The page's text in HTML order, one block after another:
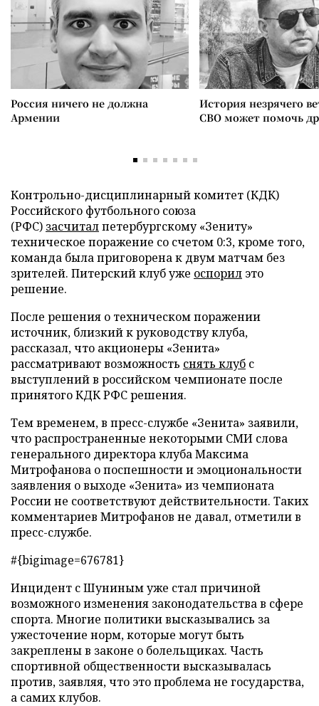
Россия ничего не должна
Армении
История незрячего
СВО может помочь
Контрольно-дисциплинарный комитет (КДК)
Российского футбольного союза
(РФС) засчиталпетербургскому «Зениту»
техническое поражение со счетом 0:3, кроме того,
команда была приговорена к двум матчам без
зрителей. Питерский клуб уже оспорил это
решение.
После решения о техническом поражении
источник, близкий к руководству клуба,
рассказал, что акционеры «Зенита»
рассматривают возможность снять клуб с
выступлений в российском чемпионате после
принятого КДК РФС решения.
Тем временем, в пресс-службе «Зенита» заявили,
что распространенные некоторыми СМИ слова
генерального директора клуба Максима
Митрофанова о поспешности и эмоциональности
заявления о выходе «Зенита» из чемпионата
России не соответствуют действительности. Таких
комментариев Митрофанов не давал, отметили в
пресс-службе.
#{bigimage=676781}
Инцидент с Шуниным уже стал причиной
возможного изменения законодательства в сфере
спорта. Многие политики высказывались за
ужесточение норм, которые могут быть
закреплены в законе о болельщиках. Часть
спортивной общественности высказывалась
против, заявляя, что это проблема не государства,
а самих клубов.